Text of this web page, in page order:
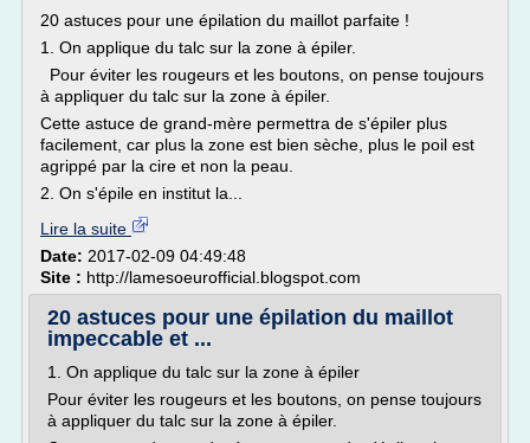
20 astuces pour une épilation du maillot parfaite !
1. On applique du talc sur la zone à épiler.
Pour éviter les rougeurs et les boutons, on pense toujours
à appliquer du talc sur la zone à épiler.
Cette astuce de grand-mère permettra de s'épiler plus
facilement, car plus la zone est bien sèche, plus le poil est
agrippé par la cire et non la peau.
2. On s'épile en institut la...
Lire la suite
Date: 2017-02-09 04:49:48
Site : http://lamesoeurofficial.blogspot.com
20 astuces pour une épilation du maillot
impeccable et ...
1. On applique du talc sur la zone à épiler
Pour éviter les rougeurs et les boutons, on pense toujours
à appliquer du talc sur la zone à épiler.